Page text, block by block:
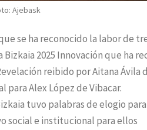
Ajebask
se ha reconocido la labor de
2025 Innovación que ha
reibido por Aitana Ávila
para Alex López de Vibacar.
tuvo palabras de elogio para
social e institucional para ellos